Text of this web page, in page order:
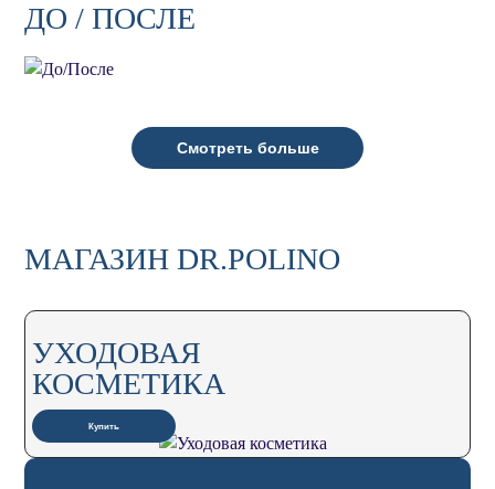
ДО / ПОСЛЕ
Смотреть больше
МАГАЗИН DR.POLINO
УХОДОВАЯ
КОСМЕТИКА
Купить